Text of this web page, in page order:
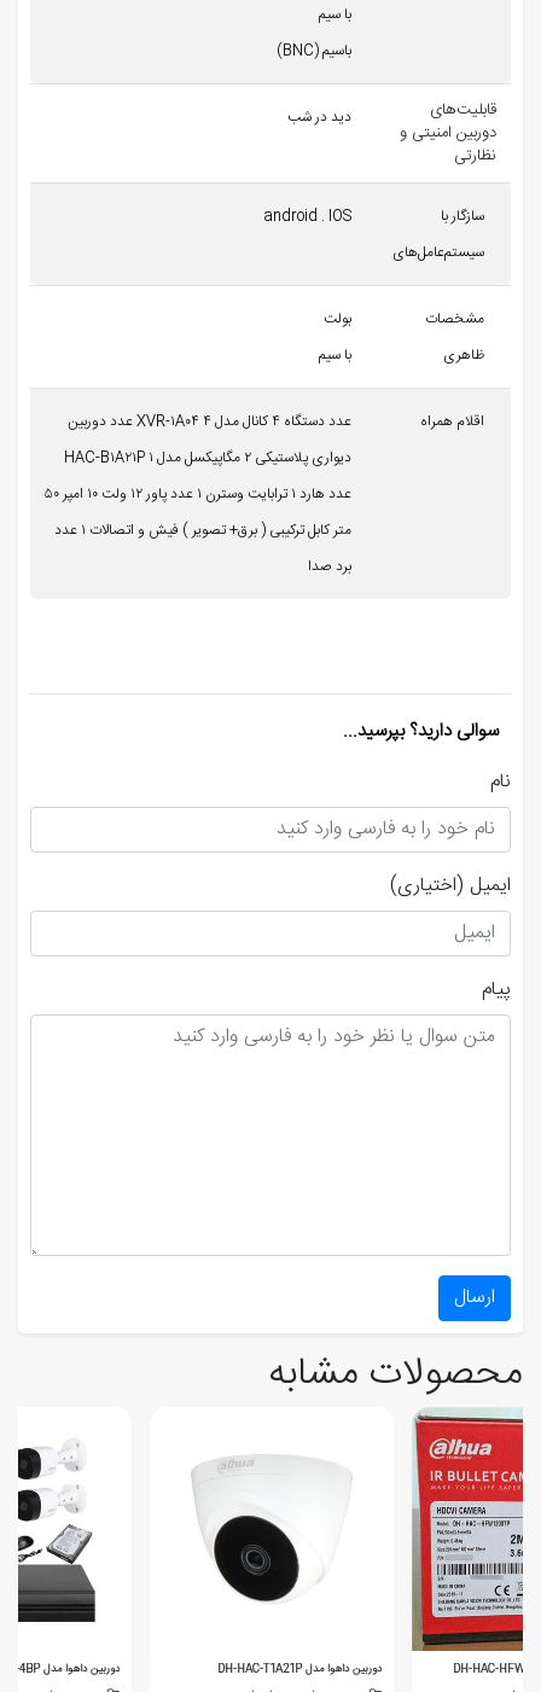
با سیم
باسیم (BNC)
قابلیت‌های
دوربین امنیتی و
نظارتی
دید در شب
سازگار با
سیستم‌عامل‌های
android . IOS
مشخصات
ظاهری
بولت
با سیم
اقلام همراه
عدد دستگاه ۴ کانال مدل XVR-۱A۰۴ ۴ عدد دوربین
دیواری پلاستیکی ۲ مگاپیکسل مدل HAC-B۱A۲۱P ۱
عدد هارد ۱ ترابایت وسترن ۱ عدد پاور ۱۲ ولت ۱۰ امپر ۵۰
متر کابل ترکیبی ( برق+ تصویر ) فیش و اتصالات ۱ عدد
برد صدا
سوالی دارید؟ بپرسید...
نام
ایمیل (اختیاری)
پیام
ارسال
محصولات مشابه
دوربین داهوا مدل SE-4BP دوربین داهوا مدل DH-HAC-T1A21P